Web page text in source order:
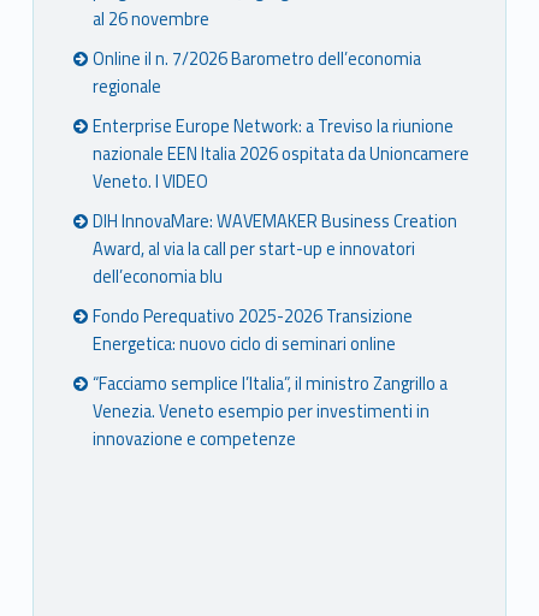
al 26 novembre
Online il n. 7/2026 Barometro dell’economia
regionale
Enterprise Europe Network: a Treviso la riunione
nazionale EEN Italia 2026 ospitata da Unioncamere
Veneto. I VIDEO
DIH InnovaMare: WAVEMAKER Business Creation
Award, al via la call per start-up e innovatori
dell’economia blu
Fondo Perequativo 2025-2026 Transizione
Energetica: nuovo ciclo di seminari online
“Facciamo semplice l’Italia”, il ministro Zangrillo a
Venezia. Veneto esempio per investimenti in
innovazione e competenze